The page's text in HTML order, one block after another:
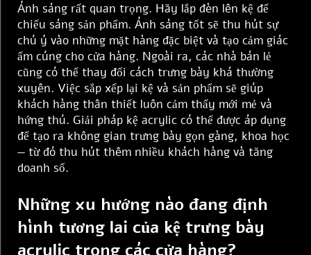
Ánh sáng rất quan trọng. Hãy lắp đèn lên kệ để
chiếu sáng sản phẩm. Ánh sáng tốt sẽ thu hút sự
chú ý vào những mặt hàng đặc biệt và tạo cảm giác
ấm cúng cho cửa hàng. Ngoài ra, các nhà bán lẻ
cũng có thể thay đổi cách trưng bày khá thường
xuyên. Việc sắp xếp lại kệ và sản phẩm sẽ giúp
khách hàng thân thiết luôn cảm thấy mới mẻ và
hứng thú. Giải pháp kệ acrylic có thể được áp dụng
để tạo ra không gian trưng bày gọn gàng, khoa học
— từ đó thu hút thêm nhiều khách hàng và tăng
doanh số.
Những xu hướng nào đang định
hình tương lai của kệ trưng bày
acrylic trong các cửa hàng?